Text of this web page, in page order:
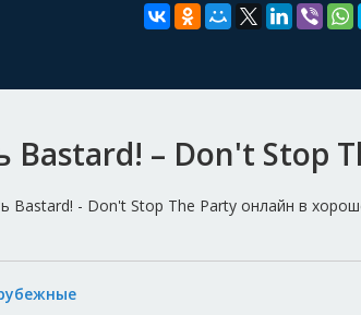
Bastard! – Don't Stop
Bastard! - Don't Stop The Party онлайн в